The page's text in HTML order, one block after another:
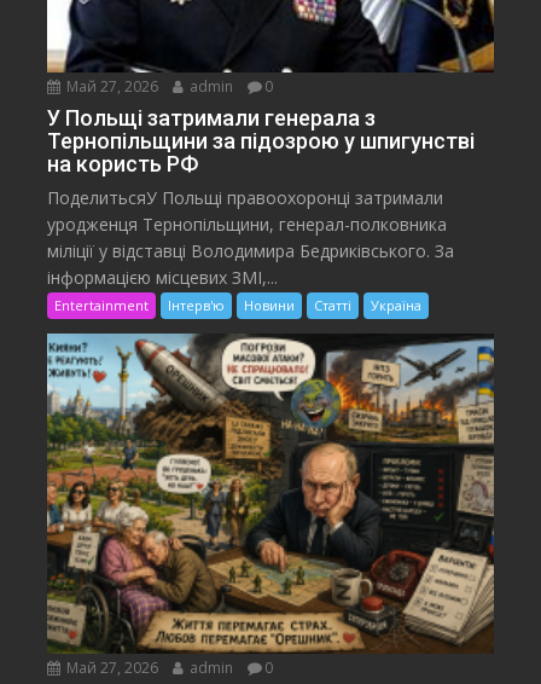
Май 27, 2026 admin 0
У Польщі затримали генерала з
Тернопільщини за підозрою у шпигунстві
на користь РФ
ПоделитьсяУ Польщі правоохоронці затримали
уродженця Тернопільщини, генерал-полковника
міліції у відставці Володимира Бедриківського. За
інформацією місцевих ЗМІ,...
Entertainment Інтерв'ю Новини Статті Україна
Май 27, 2026 admin 0